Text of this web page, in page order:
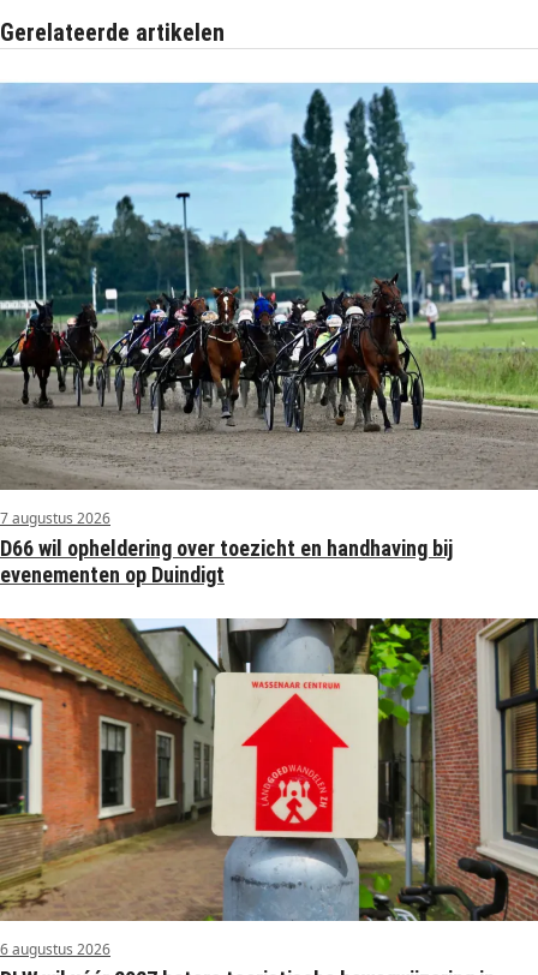
Gerelateerde artikelen
7 augustus 2026
D66 wil opheldering over toezicht en handhaving bij
evenementen op Duindigt
6 augustus 2026